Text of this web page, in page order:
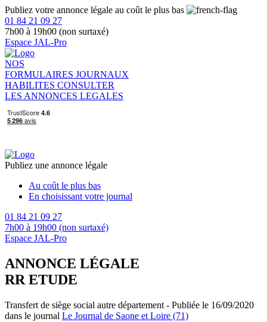
Publiez votre annonce légale au coût le plus bas
01 84 21 09 27
7h00 à 19h00 (non surtaxé)
Espace JAL-Pro
NOS
FORMULAIRES JOURNAUX
HABILITES CONSULTER
LES ANNONCES LEGALES
Publiez une annonce légale
Au coût le plus bas
En choisissant votre journal
01 84 21 09 27
7h00 à 19h00 (non surtaxé)
Espace JAL-Pro
ANNONCE LÉGALE
RR ETUDE
Transfert de siège social autre département - Publiée le 16/09/2020
dans le journal Le Journal de Saone et Loire (71)